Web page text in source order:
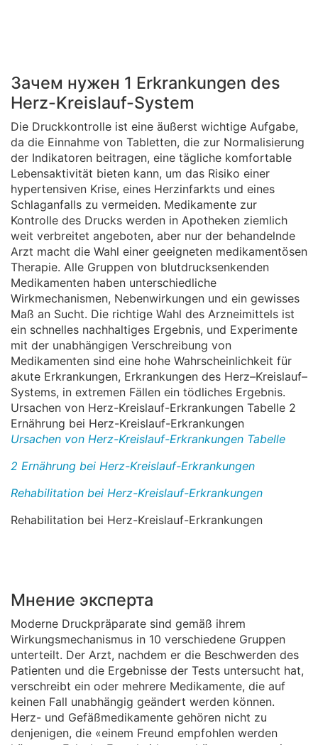
Зачем нужен 1 Erkrankungen des
Herz-Kreislauf-System
Die Druckkontrolle ist eine äußerst wichtige Aufgabe,
da die Einnahme von Tabletten, die zur Normalisierung
der Indikatoren beitragen, eine tägliche komfortable
Lebensaktivität bieten kann, um das Risiko einer
hypertensiven Krise, eines Herzinfarkts und eines
Schlaganfalls zu vermeiden. Medikamente zur
Kontrolle des Drucks werden in Apotheken ziemlich
weit verbreitet angeboten, aber nur der behandelnde
Arzt macht die Wahl einer geeigneten medikamentösen
Therapie. Alle Gruppen von blutdrucksenkenden
Medikamenten haben unterschiedliche
Wirkmechanismen, Nebenwirkungen und ein gewisses
Maß an Sucht. Die richtige Wahl des Arzneimittels ist
ein schnelles nachhaltiges Ergebnis, und Experimente
mit der unabhängigen Verschreibung von
Medikamenten sind eine hohe Wahrscheinlichkeit für
akute Erkrankungen, Erkrankungen des Herz–Kreislauf–
Systems, in extremen Fällen ein tödliches Ergebnis.
Ursachen von Herz-Kreislauf-Erkrankungen Tabelle 2
Ernährung bei Herz-Kreislauf-Erkrankungen
Ursachen von Herz-Kreislauf-Erkrankungen Tabelle
2 Ernährung bei Herz-Kreislauf-Erkrankungen
Rehabilitation bei Herz-Kreislauf-Erkrankungen
Rehabilitation bei Herz-Kreislauf-Erkrankungen
Мнение эксперта
Moderne Druckpräparate sind gemäß ihrem
Wirkungsmechanismus in 10 verschiedene Gruppen
unterteilt. Der Arzt, nachdem er die Beschwerden des
Patienten und die Ergebnisse der Tests untersucht hat,
verschreibt ein oder mehrere Medikamente, die auf
keinen Fall unabhängig geändert werden können.
Herz- und Gefäßmedikamente gehören nicht zu
denjenigen, die «einem Freund empfohlen werden